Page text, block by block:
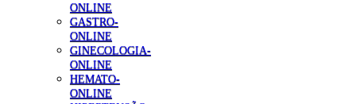
ONLINE
GASTRO-
ONLINE
GINECOLOGIA-
ONLINE
HEMATO-
ONLINE